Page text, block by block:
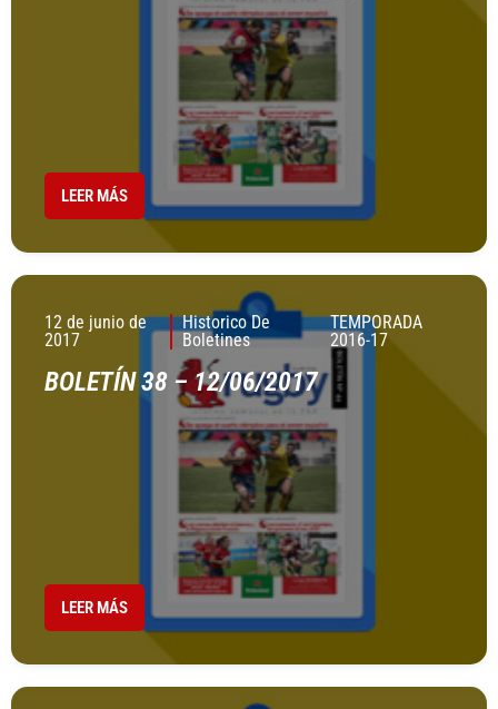
LEER MÁS
12 de junio de
2017
Historico De
Boletines
TEMPORADA
2016-17
BOLETÍN 38 – 12/06/2017
LEER MÁS